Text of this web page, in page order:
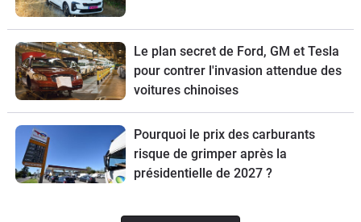
Le plan secret de Ford, GM et Tesla
pour contrer l'invasion attendue des
voitures chinoises
Pourquoi le prix des carburants
risque de grimper après la
présidentielle de 2027 ?